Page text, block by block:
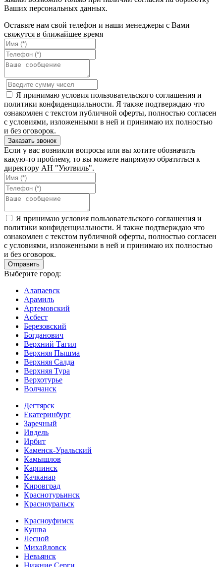
Ваших персональных данных.
Оставьте нам свой телефон и наши менеджеры с Вами
свяжутся в ближайшее время
Я принимаю условия пользовательского соглашения и
политики конфиденциальности. Я также подтверждаю что
ознакомлен с текстом публичной оферты, полностью согласен
с условиями, изложенными в ней и принимаю их полностью
и без оговорок.
Если у вас возникли вопросы или вы хотите обозначить
какую-то проблему, то вы можете напрямую обратиться к
директору АН "Уютвиль".
Я принимаю условия пользовательского соглашения и
политики конфиденциальности. Я также подтверждаю что
ознакомлен с текстом публичной оферты, полностью согласен
с условиями, изложенными в ней и принимаю их полностью
и без оговорок.
Выберите город:
Алапаевск
Арамиль
Артемовский
Асбест
Березовский
Богданович
Верхний Тагил
Верхняя Пышма
Верхняя Салда
Верхняя Тура
Верхотурье
Волчанск
Дегтярск
Екатеринбург
Заречный
Ивдель
Ирбит
Каменск-Уральский
Камышлов
Карпинск
Качканар
Кировград
Краснотурьинск
Красноуральск
Красноуфимск
Кушва
Лесной
Михайловск
Невьянск